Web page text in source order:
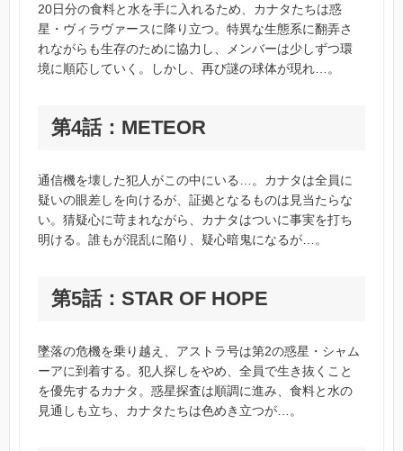
20日分の食料と水を手に入れるため、カナタたちは惑
星・ヴィラヴァースに降り立つ。特異な生態系に翻弄さ
れながらも生存のために協力し、メンバーは少しずつ環
境に順応していく。しかし、再び謎の球体が現れ…。
第4話：METEOR
通信機を壊した犯人がこの中にいる…。カナタは全員に
疑いの眼差しを向けるが、証拠となるものは見当たらな
い。猜疑心に苛まれながら、カナタはついに事実を打ち
明ける。誰もが混乱に陥り、疑心暗鬼になるが…。
第5話：STAR OF HOPE
墜落の危機を乗り越え、アストラ号は第2の惑星・シャム
ーアに到着する。犯人探しをやめ、全員で生き抜くこと
を優先するカナタ。惑星探査は順調に進み、食料と水の
見通しも立ち、カナタたちは色めき立つが…。